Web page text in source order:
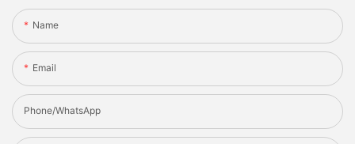
Name
Email
Phone/whatsApp